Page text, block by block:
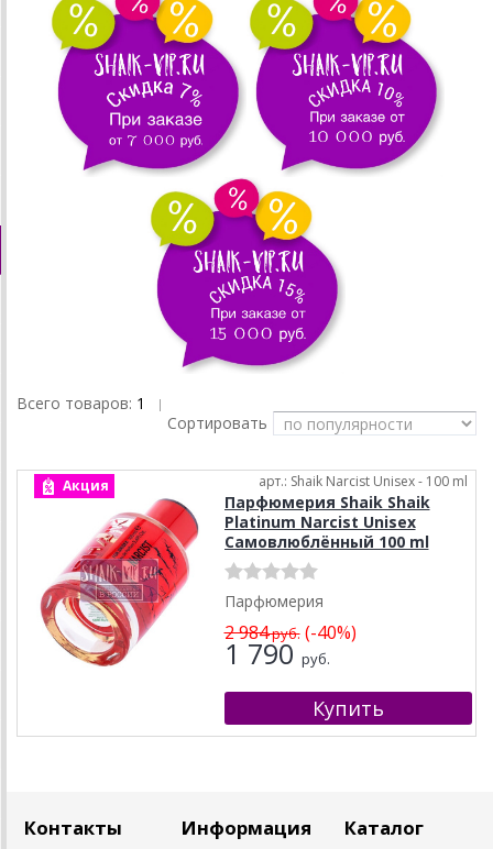
Всего товаров: 1 |
Сортировать
Акция арт.: Shaik Narcist Unisex - 100 ml
Парфюмерия Shaik Shaik
Platinum Narcist Unisex
Самовлюблённый 100 ml
Парфюмерия
2 984руб.(-40%)
1 790 руб.
Контакты Информация Каталог